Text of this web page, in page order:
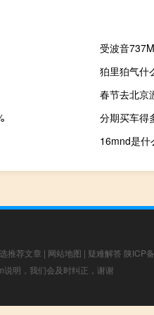
受波音
狛里狛气什
春节去北京
分期买车得
16mnd是什
推荐文章 | 网站地图 | 疑难解答 陕ICP
明，我们会及时纠正，谢谢